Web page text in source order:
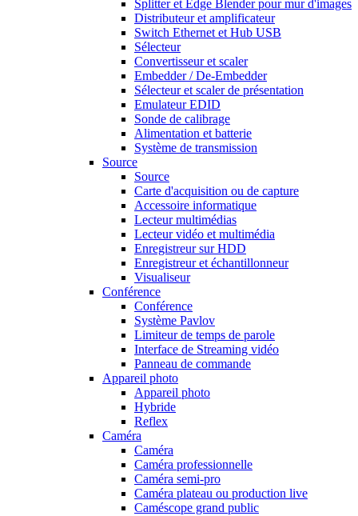
Splitter et Edge Blender pour mur d'images
Distributeur et amplificateur
Switch Ethernet et Hub USB
Sélecteur
Convertisseur et scaler
Embedder / De-Embedder
Sélecteur et scaler de présentation
Emulateur EDID
Sonde de calibrage
Alimentation et batterie
Système de transmission
Source
Source
Carte d'acquisition ou de capture
Accessoire informatique
Lecteur multimédias
Lecteur vidéo et multimédia
Enregistreur sur HDD
Enregistreur et échantillonneur
Visualiseur
Conférence
Conférence
Système Pavlov
Limiteur de temps de parole
Interface de Streaming vidéo
Panneau de commande
Appareil photo
Appareil photo
Hybride
Reflex
Caméra
Caméra
Caméra professionnelle
Caméra semi-pro
Caméra plateau ou production live
Caméscope grand public